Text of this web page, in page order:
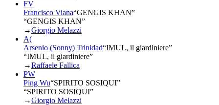
FV
Francisco Viana“GENGIS KHAN”
“GENGIS KHAN”
→Giorgio Melazzi
A(
Arsenio (Sonny) Trinidad“IMUL, il giardiniere”
“IMUL, il giardiniere”
→Raffaele Fallica
PW
Ping Wu“SPIRITO SOSIQUI”
“SPIRITO SOSIQUI”
→Giorgio Melazzi